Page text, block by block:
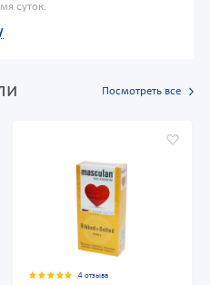
суток.
Посмотреть все
4 отзыва